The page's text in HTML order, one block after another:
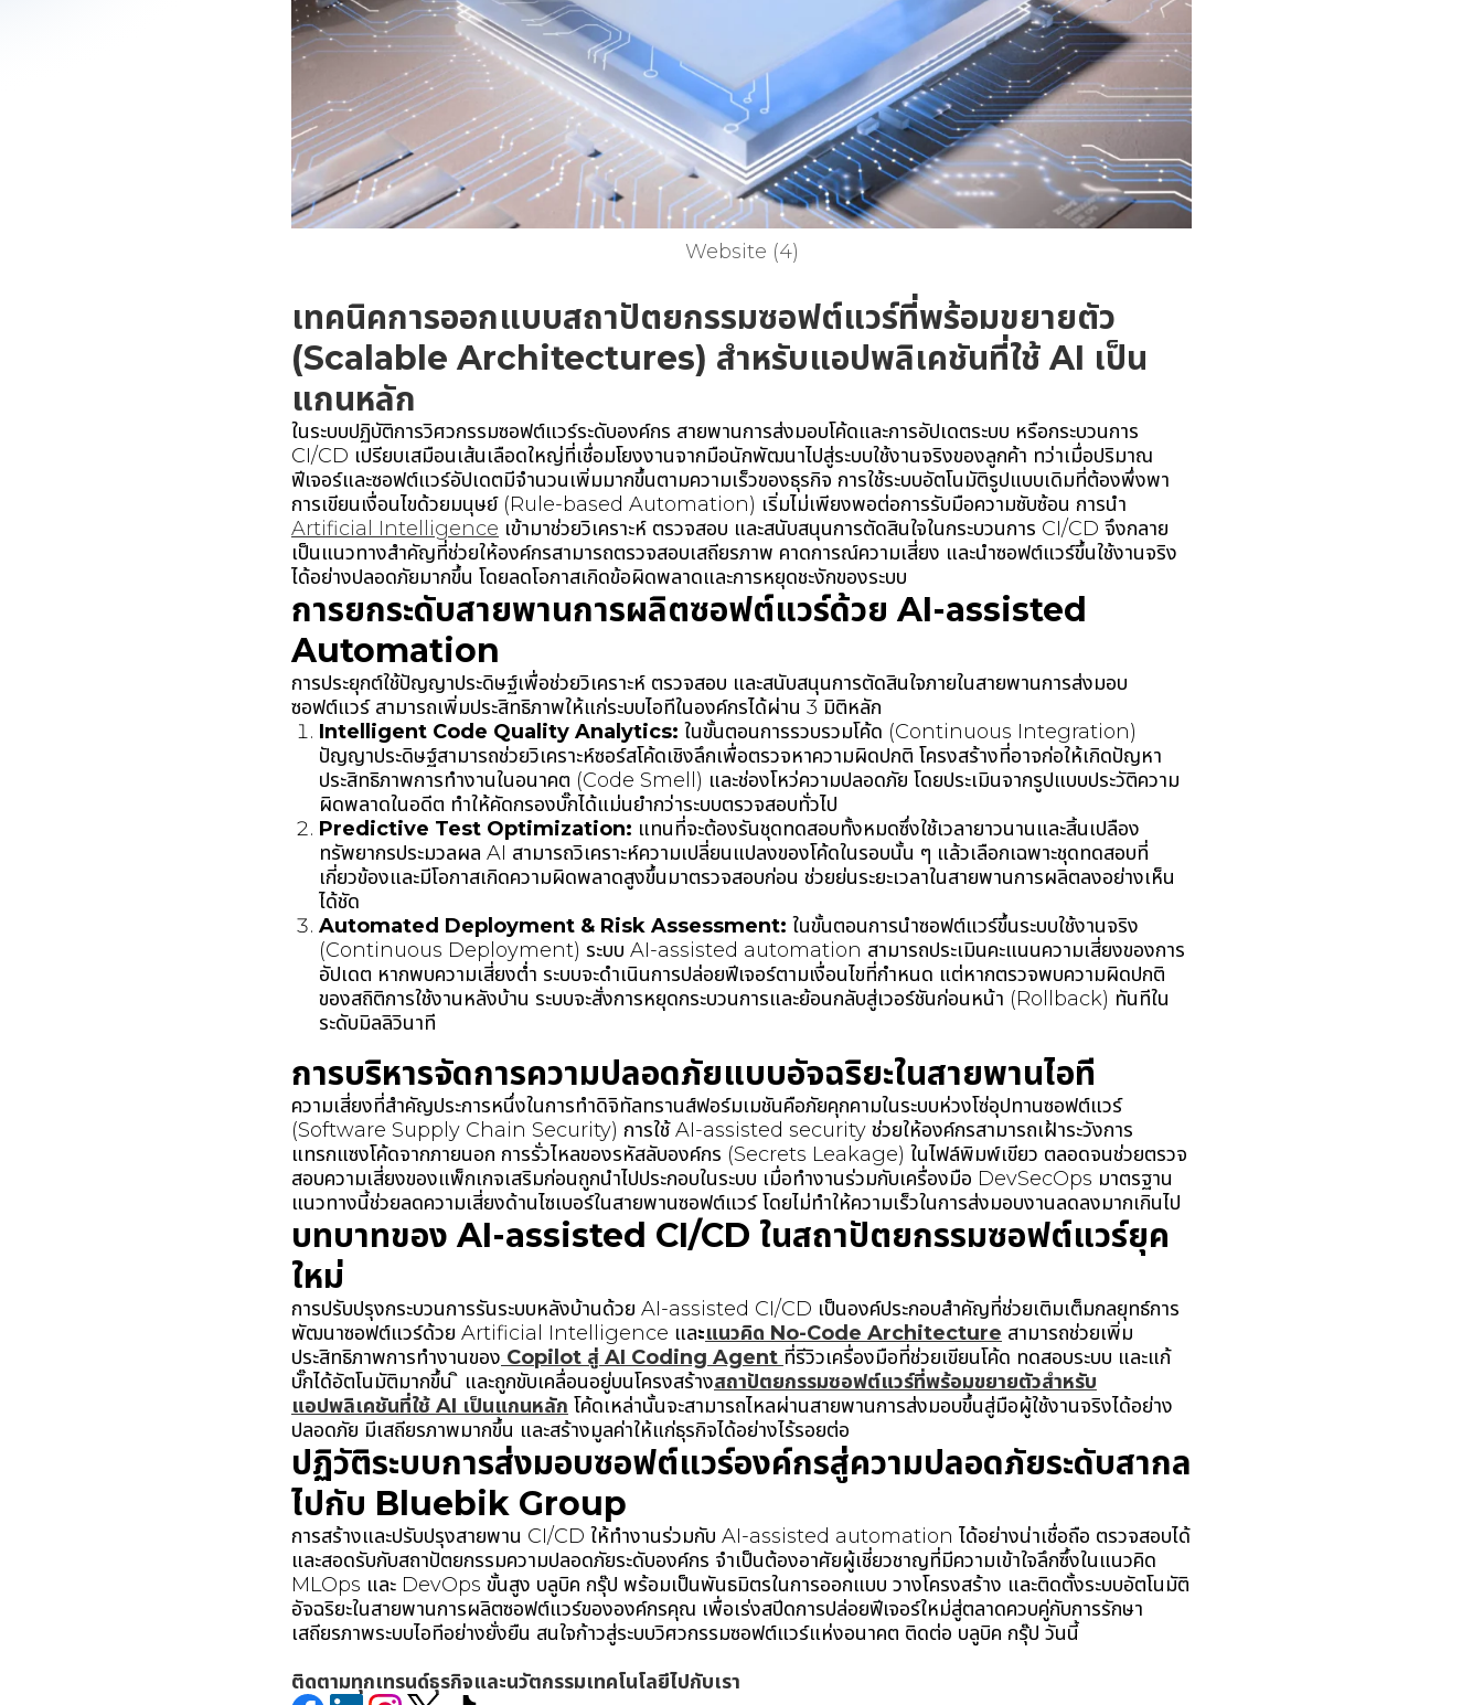
Website (4)
เทคนิคการออกแบบสถาปัตยกรรมซอฟต์แวร์ที่พร้อมขยายตัว
(Scalable Architectures) สำหรับแอปพลิเคชันที่ใช้ AI เป็น
แกนหลัก
ในระบบปฏิบัติการวิศวกรรมซอฟต์แวร์ระดับองค์กร สายพานการส่งมอบโค้ดและการอัปเดตระบบ หรือกระบวนการ
CI/CD เปรียบเสมือนเส้นเลือดใหญ่ที่เชื่อมโยงงานจากมือนักพัฒนาไปสู่ระบบใช้งานจริงของลูกค้า ทว่าเมื่อปริมาณ
ฟีเจอร์และซอฟต์แวร์อัปเดตมีจำนวนเพิ่มมากขึ้นตามความเร็วของธุรกิจ การใช้ระบบอัตโนมัติรูปแบบเดิมที่ต้องพึ่งพา
การเขียนเงื่อนไขด้วยมนุษย์ (Rule-based Automation) เริ่มไม่เพียงพอต่อการรับมือความซับซ้อน การนำ
Artificial Intelligence เข้ามาช่วยวิเคราะห์ ตรวจสอบ และสนับสนุนการตัดสินใจในกระบวนการ CI/CD จึงกลาย
เป็นแนวทางสำคัญที่ช่วยให้องค์กรสามารถตรวจสอบเสถียรภาพ คาดการณ์ความเสี่ยง และนำซอฟต์แวร์ขึ้นใช้งานจริง
ได้อย่างปลอดภัยมากขึ้น โดยลดโอกาสเกิดข้อผิดพลาดและการหยุดชะงักของระบบ
การยกระดับสายพานการผลิตซอฟต์แวร์ด้วย AI-assisted
Automation
การประยุกต์ใช้ปัญญาประดิษฐ์เพื่อช่วยวิเคราะห์ ตรวจสอบ และสนับสนุนการตัดสินใจภายในสายพานการส่งมอบ
ซอฟต์แวร์ สามารถเพิ่มประสิทธิภาพให้แก่ระบบไอทีในองค์กรได้ผ่าน 3 มิติหลัก
Intelligent Code Quality Analytics: ในขั้นตอนการรวบรวมโค้ด (Continuous Integration)
ปัญญาประดิษฐ์สามารถช่วยวิเคราะห์ซอร์สโค้ดเชิงลึกเพื่อตรวจหาความผิดปกติ โครงสร้างที่อาจก่อให้เกิดปัญหา
ประสิทธิภาพการทำงานในอนาคต (Code Smell) และช่องโหว่ความปลอดภัย โดยประเมินจากรูปแบบประวัติความ
ผิดพลาดในอดีต ทำให้คัดกรองบั๊กได้แม่นยำกว่าระบบตรวจสอบทั่วไป
Predictive Test Optimization: แทนที่จะต้องรันชุดทดสอบทั้งหมดซึ่งใช้เวลายาวนานและสิ้นเปลือง
ทรัพยากรประมวลผล AI สามารถวิเคราะห์ความเปลี่ยนแปลงของโค้ดในรอบนั้น ๆ แล้วเลือกเฉพาะชุดทดสอบที่
เกี่ยวข้องและมีโอกาสเกิดความผิดพลาดสูงขึ้นมาตรวจสอบก่อน ช่วยย่นระยะเวลาในสายพานการผลิตลงอย่างเห็น
ได้ชัด
Automated Deployment & Risk Assessment: ในขั้นตอนการนำซอฟต์แวร์ขึ้นระบบใช้งานจริง
(Continuous Deployment) ระบบ AI-assisted automation สามารถประเมินคะแนนความเสี่ยงของการ
อัปเดต หากพบความเสี่ยงต่ำ ระบบจะดำเนินการปล่อยฟีเจอร์ตามเงื่อนไขที่กำหนด แต่หากตรวจพบความผิดปกติ
ของสถิติการใช้งานหลังบ้าน ระบบจะสั่งการหยุดกระบวนการและย้อนกลับสู่เวอร์ชันก่อนหน้า (Rollback) ทันทีใน
ระดับมิลลิวินาที
การบริหารจัดการความปลอดภัยแบบอัจฉริยะในสายพานไอที
ความเสี่ยงที่สำคัญประการหนึ่งในการทำดิจิทัลทรานส์ฟอร์มเมชันคือภัยคุกคามในระบบห่วงโซ่อุปทานซอฟต์แวร์
(Software Supply Chain Security) การใช้ AI-assisted security ช่วยให้องค์กรสามารถเฝ้าระวังการ
แทรกแซงโค้ดจากภายนอก การรั่วไหลของรหัสลับองค์กร (Secrets Leakage) ในไฟล์พิมพ์เขียว ตลอดจนช่วยตรวจ
สอบความเสี่ยงของแพ็กเกจเสริมก่อนถูกนำไปประกอบในระบบ เมื่อทำงานร่วมกับเครื่องมือ DevSecOps มาตรฐาน
แนวทางนี้ช่วยลดความเสี่ยงด้านไซเบอร์ในสายพานซอฟต์แวร์ โดยไม่ทำให้ความเร็วในการส่งมอบงานลดลงมากเกินไป
บทบาทของ AI-assisted CI/CD ในสถาปัตยกรรมซอฟต์แวร์ยุค
ใหม่
การปรับปรุงกระบวนการรันระบบหลังบ้านด้วย AI-assisted CI/CD เป็นองค์ประกอบสำคัญที่ช่วยเติมเต็มกลยุทธ์การ
พัฒนาซอฟต์แวร์ด้วย Artificial Intelligence และแนวคิด No-Code Architecture สามารถช่วยเพิ่ม
ประสิทธิภาพการทำงานของ Copilot สู่ AI Coding Agent ที่รีวิวเครื่องมือที่ช่วยเขียนโค้ด ทดสอบระบบ และแก้
บั๊กได้อัตโนมัติมากขึ้น ิ และถูกขับเคลื่อนอยู่บนโครงสร้างสถาปัตยกรรมซอฟต์แวร์ที่พร้อมขยายตัวสำหรับ
แอปพลิเคชันที่ใช้ AI เป็นแกนหลัก โค้ดเหล่านั้นจะสามารถไหลผ่านสายพานการส่งมอบขึ้นสู่มือผู้ใช้งานจริงได้อย่าง
ปลอดภัย มีเสถียรภาพมากขึ้น และสร้างมูลค่าให้แก่ธุรกิจได้อย่างไร้รอยต่อ
ปฏิวัติระบบการส่งมอบซอฟต์แวร์องค์กรสู่ความปลอดภัยระดับสากล
ไปกับ Bluebik Group
การสร้างและปรับปรุงสายพาน CI/CD ให้ทำงานร่วมกับ AI-assisted automation ได้อย่างน่าเชื่อถือ ตรวจสอบได้
และสอดรับกับสถาปัตยกรรมความปลอดภัยระดับองค์กร จำเป็นต้องอาศัยผู้เชี่ยวชาญที่มีความเข้าใจลึกซึ้งในแนวคิด
MLOps และ DevOps ขั้นสูง บลูบิค กรุ๊ป พร้อมเป็นพันธมิตรในการออกแบบ วางโครงสร้าง และติดตั้งระบบอัตโนมัติ
อัจฉริยะในสายพานการผลิตซอฟต์แวร์ขององค์กรคุณ เพื่อเร่งสปีดการปล่อยฟีเจอร์ใหม่สู่ตลาดควบคู่กับการรักษา
เสถียรภาพระบบไอทีอย่างยั่งยืน สนใจก้าวสู่ระบบวิศวกรรมซอฟต์แวร์แห่งอนาคต ติดต่อ บลูบิค กรุ๊ป วันนี้
ติดตามทุกเทรนด์ธุรกิจและนวัตกรรมเทคโนโลยีไปกับเรา